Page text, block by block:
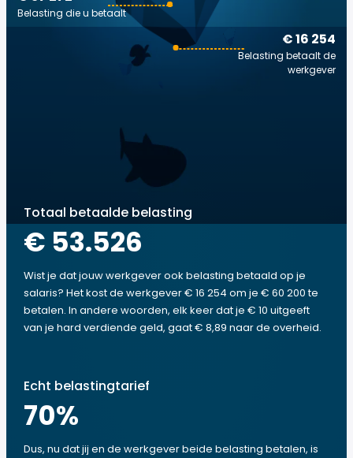
€ 16 254
Belasting betaalt de
werkgever
Belasting die u betaalt
Totaal betaalde belasting
€ 53.526
Wist je dat jouw werkgever ook belasting betaald op je
salaris? Het kost de werkgever € 16 254 om je € 60 200 te
betalen. In andere woorden, elk keer dat je € 10 uitgeeft
van je hard verdiende geld, gaat € 8,89 naar de overheid.
Echt belastingtarief
70%
Dus, nu dat jij en de werkgever beide belasting betalen, is